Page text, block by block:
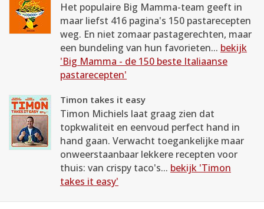
Het populaire Big Mamma-team geeft in
maar liefst 416 pagina's 150 pastarecepten
weg. En niet zomaar pastagerechten, maar
een bundeling van hun favorieten... bekijk
'Big Mamma - de 150 beste Italiaanse
pastarecepten'
Timon takes it easy
Timon Michiels laat graag zien dat
topkwaliteit en eenvoud perfect hand in
hand gaan. Verwacht toegankelijke maar
onweerstaanbaar lekkere recepten voor
thuis: van crispy taco's... bekijk 'Timon
takes it easy'